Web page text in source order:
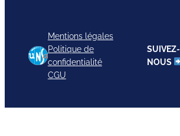
Mentions légales
Politique de
confidentialité
CGU
SUIVEZ-
NOUS